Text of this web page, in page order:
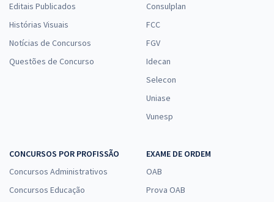
Editais Publicados
Histórias Visuais
Notícias de Concursos
Questões de Concurso
Consulplan
FCC
FGV
Idecan
Selecon
Uniase
Vunesp
CONCURSOS POR PROFISSÃO
Concursos Administrativos
Concursos Educação
EXAME DE ORDEM
OAB
Prova OAB